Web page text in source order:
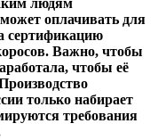
людям
оплачивать для
сертификацию
Важно, чтобы
чтобы её
только набирает
требования